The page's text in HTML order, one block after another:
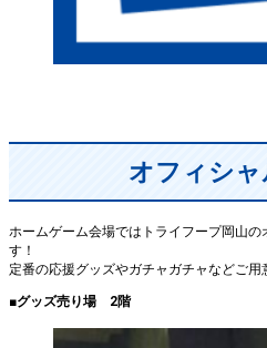
オフィシ
ホームゲーム会場ではトライフープ岡山
す！
定番の応援グッズやガチャガチャなどご用
■グッズ売り場 2階